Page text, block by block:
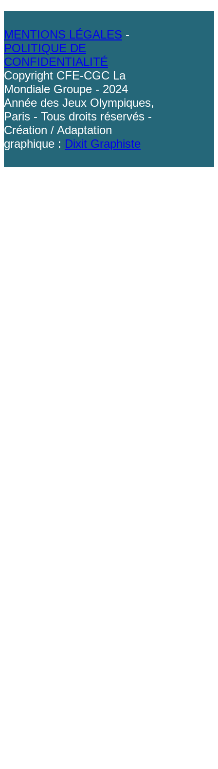
MENTIONS LÉGALES -
POLITIQUE DE
CONFIDENTIALITÉ
Copyright CFE-CGC La
Mondiale Groupe - 2024
Année des Jeux Olympiques,
Paris - Tous droits réservés -
Création / Adaptation
graphique : Dixit Graphiste